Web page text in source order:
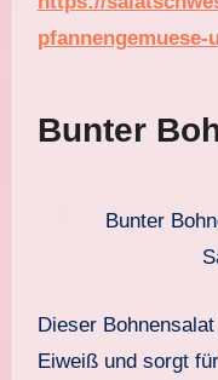
Bunter
Bunter
Dieser
Eiweiß und sorgt